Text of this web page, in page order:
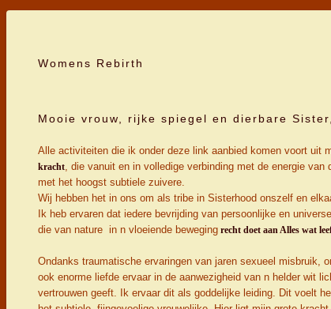
Womens Rebirth
Mooie vrouw, rijke spiegel en dierbare Sister,
Alle activiteiten die ik onder deze link aanbied komen voort uit
kracht , die vanuit en in volledige verbinding met de energie
met het hoogst subtiele zuivere.
Wij hebben het in ons om als tribe in Sisterhood onszelf en
Ik heb ervaren dat iedere bevrijding van persoonlijke en
die van nature in n vloeiende beweging recht doet aan Alles wat
Ondanks traumatische ervaringen van jaren sexueel misbruik,
ook enorme liefde ervaar in de aanwezigheid van n helder wit
vertrouwen geeft. Ik ervaar dit als goddelijke leiding. Dit voelt